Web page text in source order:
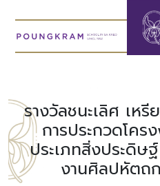
MENU
แรก
กับ
ประวัติ
โรงเรียน
หลักสูตร
ก่อน
วัย
เรียน
ผล
งาน
ที่
ผ่าน
มา
เรารางวัลชนะเลิศ เห
การประกวดโคร
ประเภทสิ่งประดิษ
งานศิลปหัตถ